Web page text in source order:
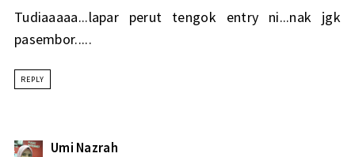
Tudiaaaaa...lapar perut tengok entry ni...nak jgk
pasembor.....
REPLY
Umi Nazrah